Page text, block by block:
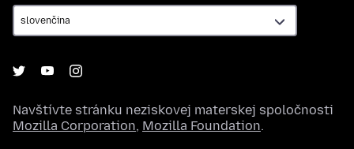
Navštívte stránku neziskovej materskej spoločnosti
Mozilla Corporation, Mozilla Foundation.